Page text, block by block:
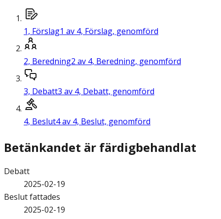
1, Förslag1 av 4, Förslag, genomförd
2, Beredning2 av 4, Beredning, genomförd
3, Debatt3 av 4, Debatt, genomförd
4, Beslut4 av 4, Beslut, genomförd
Betänkandet är färdigbehandlat
Debatt
2025-02-19
Beslut fattades
2025-02-19